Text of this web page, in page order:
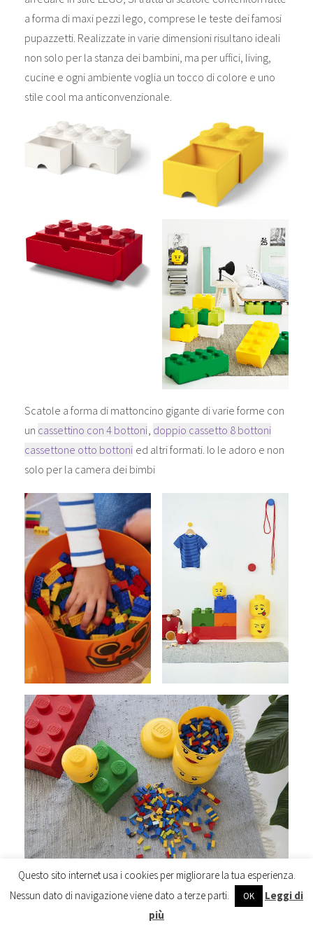
a forma di maxi pezzi lego, comprese le teste dei famosi
pupazzetti. Realizzate in varie dimensioni risultano ideali
non solo per la stanza dei bambini, ma per uffici, living,
cucine e ogni ambiente voglia un tocco di colore e uno
stile cool ma anticonvenzionale.
Scatole a forma di mattoncino gigante di varie forme con
un cassettino con 4 bottoni, doppio cassetto 8 bottoni
cassettone otto bottoni ed altri formati. Io le adoro e non
solo per la camera dei bimbi
Si trasforma in contenitore anche laTestadei famosi
pupazzetti anche in versionezucca
Questo sito internet usa i cookies per migliorare la tua esperienza.
Nessun dato di navigazione viene dato a terze parti.
OK
Leggi di
più